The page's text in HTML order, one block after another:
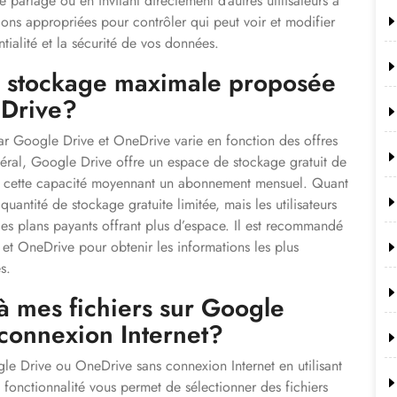
appropriées pour contrôler qui peut voir et modifier
et la sécurité de vos données.
maximale proposée
Google Drive et OneDrive varie en fonction des offres
Google Drive offre un espace de stockage gratuit de
capacité moyennant un abonnement mensuel. Quant
de stockage gratuite limitée, mais les utilisateurs
plans payants offrant plus d’espace. Il est recommandé
OneDrive pour obtenir les informations les plus
mes fichiers sur Google
Internet?
Drive ou OneDrive sans connexion Internet en utilisant
vous permet de sélectionner des fichiers